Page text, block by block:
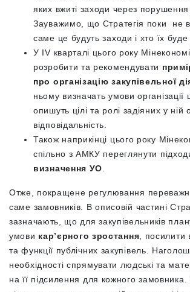
яких вжиті заходи через
Зауважимо, що Стратегія поки не
саме це будуть заходи і хто їх буде
У IV кварталі цього року
розробити та рекомендувати
про організацію закупівельної
ньому визначать умови організації
опишуть цілі та ролі задіяних у ній
відповідальність.
Також наприкінці цього року
спільно з АМКУ переглянути
визначення УО
Отже, покращене регулювання
саме замовників. В описовій частині
зазначають, що для закупівельників
умови кар’єрного зростання , посилити
та функції публічних закупівель.
необхідності спрямувати людські та
на її підсилення для кожного замовника.